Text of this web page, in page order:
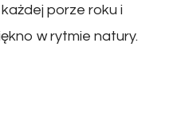
porze roku i
w rytmie natury.